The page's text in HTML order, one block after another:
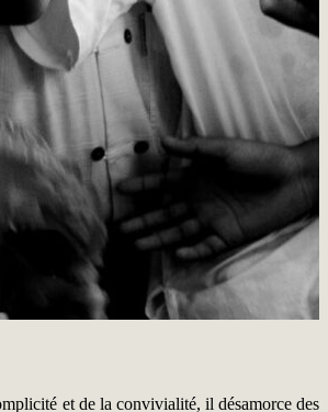
et de la convivialité, il désamorce des